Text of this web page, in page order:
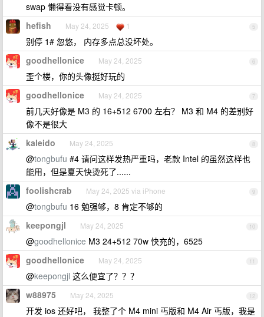
swap 懒得看没有感觉卡顿。
5
hefish May 24, 2025 1
别停 1# 忽悠， 内存多点总没坏处。
6
goodhellonice May 24, 2025
歪个楼，你的头像挺好玩的
7
goodhellonice May 24, 2025
前几天好像是 M3 的 16+512 6700 左右？ M3 和 M4 的差别好
像不是很大
8
kaleido May 24, 2025
@tongbufu #4 请问这样发热严重吗，老款 Intel 的虽然这样也
能用，但是夏天快烫死了......
9
foolishcrab May 24, 2025 via iPhone
@tongbufu 16 勉强够，8 肯定不够的
10
keepongjl May 24, 2025
@goodhellonice M3 24+512 70w 快充的，6525
11
goodhellonice May 24, 2025
@keepongjl 这么便宜了？？？
12
w88975 May 24, 2025
开发 ios 还好吧， 我整了个 M4 mini 丐版和 M4 Air 丐版，我是